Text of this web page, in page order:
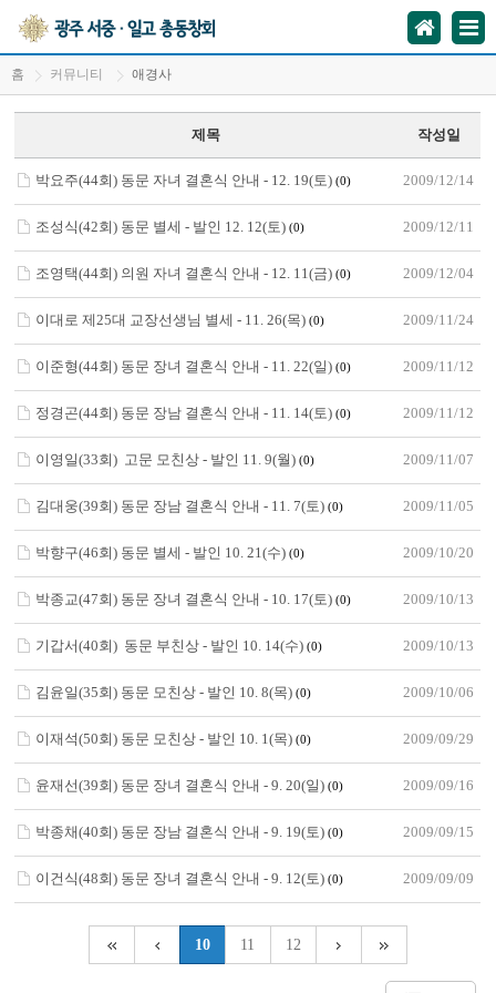
홈 커뮤니티 애경사
제목 작성일
박요주(44회) 동문 자녀 결혼식 안내 - 12. 19(토)(0) 2009/12/14
조성식(42회) 동문 별세 - 발인 12. 12(토)(0) 2009/12/11
조영택(44회) 의원 자녀 결혼식 안내 - 12. 11(금)(0) 2009/12/04
이대로 제25대 교장선생님 별세 - 11. 26(목)(0) 2009/11/24
이준형(44회) 동문 장녀 결혼식 안내 - 11. 22(일)(0) 2009/11/12
정경곤(44회) 동문 장남 결혼식 안내 - 11. 14(토)(0) 2009/11/12
이영일(33회) 고문 모친상 - 발인 11. 9(월)(0) 2009/11/07
김대웅(39회) 동문 장남 결혼식 안내 - 11. 7(토)(0) 2009/11/05
박향구(46회) 동문 별세 - 발인 10. 21(수)(0) 2009/10/20
박종교(47회) 동문 장녀 결혼식 안내 - 10. 17(토)(0) 2009/10/13
기갑서(40회) 동문 부친상 - 발인 10. 14(수)(0) 2009/10/13
김윤일(35회) 동문 모친상 - 발인 10. 8(목)(0) 2009/10/06
이재석(50회) 동문 모친상 - 발인 10. 1(목)(0) 2009/09/29
윤재선(39회) 동문 장녀 결혼식 안내 - 9. 20(일)(0) 2009/09/16
박종채(40회) 동문 장남 결혼식 안내 - 9. 19(토)(0) 2009/09/15
이건식(48회) 동문 장녀 결혼식 안내 - 9. 12(토)(0) 2009/09/09
10 11 12